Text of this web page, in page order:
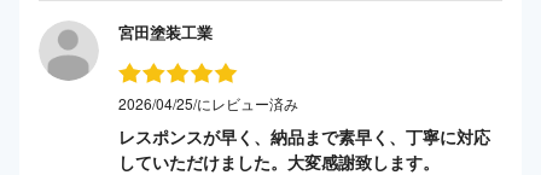
宮田塗装工業
2026/04/25/にレビュー済み
レスポンスが早く、納品まで素早く、丁寧に対応
していただけました。大変感謝致します。